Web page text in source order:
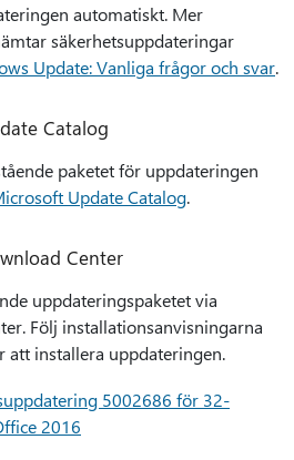
automatiskt. Mer
säkerhetsuppdateringar
Update: Vanliga frågor och svar.
Catalog
paketet för uppdateringen
Update Catalog.
Center
uppdateringspaketet via
Följ installationsanvisningarna
att installera uppdateringen.
5002686 för 32-
2016